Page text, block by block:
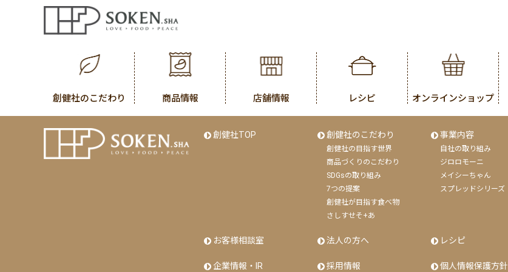
創健社のこだわり 商品情報 店舗情報 レシピ オンラインショップ
創健社TOP 創健社のこだわり
創健社の目指す世界
商品づくりのこだわり
SDGsの取り組み
7つの提案
創健社が目指す食べ物
さしすせそ+あ
事業内容
自社の取り組み
ジロロモーニ
メイシーちゃん
スプレッドシリーズ
お客様相談室 法人の方へ レシピ
企業情報・IR 採用情報 個人情報保護方針